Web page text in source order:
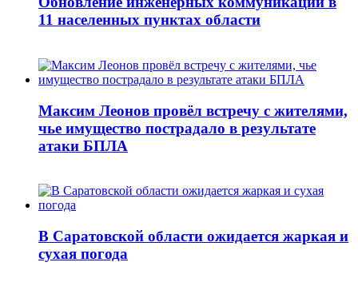
11 населенных пунктах области
Максим Леонов провёл встречу с жителями,
чье имущество пострадало в результате
атаки БПЛА
В Саратовской области ожидается жаркая и
сухая погода